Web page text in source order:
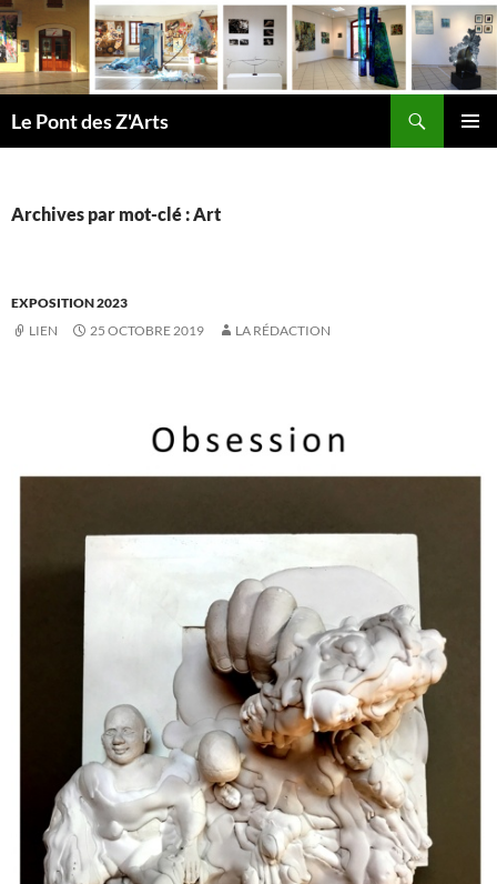
Aller
au
contenu
Le Pont des Z'Arts
Archives par mot-clé : Art
EXPOSITION 2023
LIEN
25 OCTOBRE 2019 LA RÉDACTION